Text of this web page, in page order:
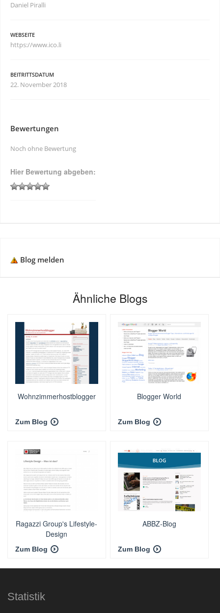
Daniel Piralli
WEBSEITE
https://www.ico.li
BEITRITTSDATUM
22. November 2018
Bewertungen
Noch ohne Bewertung
Hier Bewertung abgeben:
Blog melden
Ähnliche Blogs
Wohnzimmerhostblogger
Zum Blog
Blogger World
Zum Blog
Ragazzi Group's Lifestyle-
Design
Zum Blog
ABBZ-Blog
Zum Blog
Statistik